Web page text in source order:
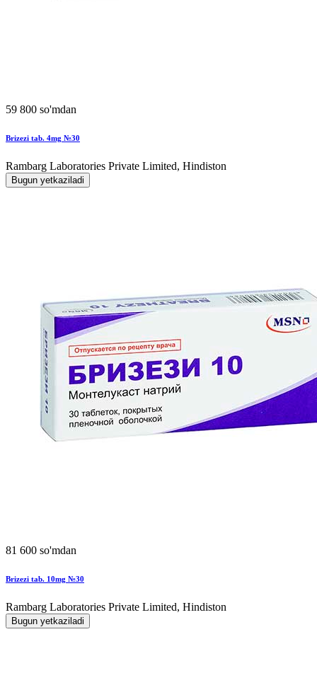
59 800 so'mdan
Brizezi tab. 4mg №30
Rambarg Laboratories Private Limited, Hindiston
Bugun yetkaziladi
81 600 so'mdan
Brizezi tab. 10mg №30
Rambarg Laboratories Private Limited, Hindiston
Bugun yetkaziladi